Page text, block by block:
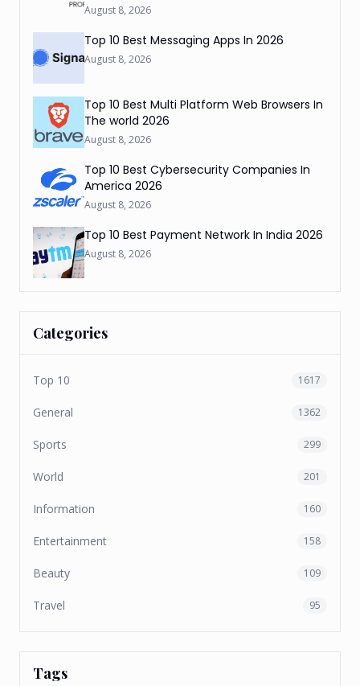
August 8, 2026
Top 10 Best Messaging Apps In 2026
August 8, 2026
Top 10 Best Multi Platform Web Browsers In
The world 2026
August 8, 2026
Top 10 Best Cybersecurity Companies In
America 2026
August 8, 2026
Top 10 Best Payment Network In India 2026
August 8, 2026
Categories
Top 10 1617
General 1362
Sports 299
World 201
Information 160
Entertainment 158
Beauty 109
Travel 95
Tags